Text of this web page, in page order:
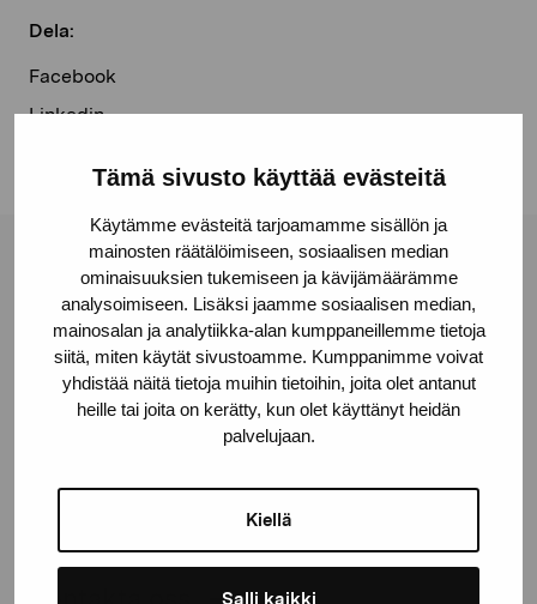
Tämä sivusto käyttää evästeitä
Käytämme evästeitä tarjoamamme sisällön ja
mainosten räätälöimiseen, sosiaalisen median
ominaisuuksien tukemiseen ja kävijämäärämme
analysoimiseen. Lisäksi jaamme sosiaalisen median,
mainosalan ja analytiikka-alan kumppaneillemme tietoja
siitä, miten käytät sivustoamme. Kumppanimme voivat
yhdistää näitä tietoja muihin tietoihin, joita olet antanut
heille tai joita on kerätty, kun olet käyttänyt heidän
palvelujaan.
Kiellä
Salli kaikki
Dela:
Facebook
Linkedin
Stiftelsen Pro Artibus
Gustav Wasas gata 11
10600 Ekenäs
proartibus@proartibus.fi